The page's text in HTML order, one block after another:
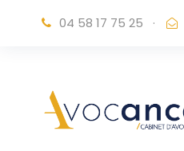
04 58 17 75 25 ·